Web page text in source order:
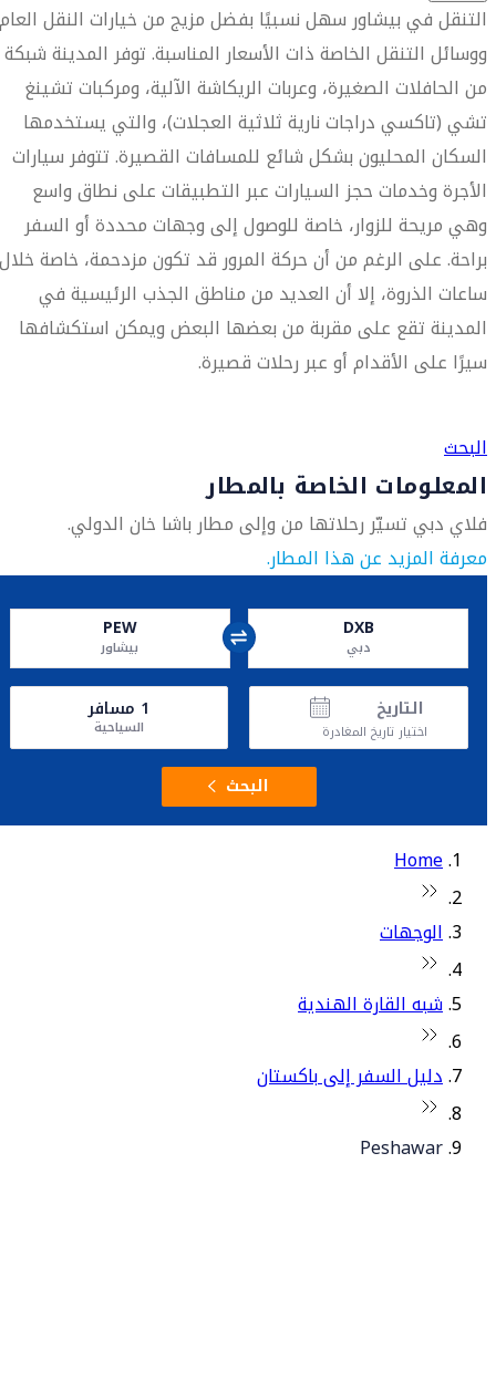
التنقل في بيشاور سهل نسبيًا بفضل مزيج من خيارات النقل العام
ووسائل التنقل الخاصة ذات الأسعار المناسبة. توفر المدينة شبكة
من الحافلات الصغيرة، وعربات الريكاشة الآلية، ومركبات تشينغ
تشي (تاكسي دراجات نارية ثلاثية العجلات)، والتي يستخدمها
السكان المحليون بشكل شائع للمسافات القصيرة. تتوفر سيارات
الأجرة وخدمات حجز السيارات عبر التطبيقات على نطاق واسع
وهي مريحة للزوار، خاصة للوصول إلى وجهات محددة أو السفر
براحة. على الرغم من أن حركة المرور قد تكون مزدحمة، خاصة خلال
ساعات الذروة، إلا أن العديد من مناطق الجذب الرئيسية في
المدينة تقع على مقربة من بعضها البعض ويمكن استكشافها
سيرًا على الأقدام أو عبر رحلات قصيرة.
البحث
المعلومات الخاصة بالمطار
فلاي دبي تسيّر رحلاتها من وإلى مطار باشا خان الدولي.
معرفة المزيد عن هذا المطار.
DXB
دبي
PEW
بيشاور
التاريخ
اختيار تاريخ المغادرة
1 مسافر
السياحية
البحث
Home
الوجهات
شبه القارة الهندية
دليل السفر إلى باكستان
Peshawar